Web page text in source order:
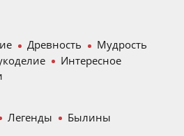
Древность
Мудрость
Интересное
Легенды Былины